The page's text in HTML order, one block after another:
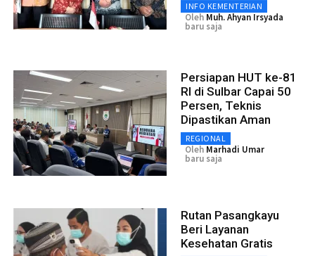
INFO KEMENTERIAN
Oleh Muh. Ahyan Irsyada
baru saja
Persiapan HUT ke-81
RI di Sulbar Capai 50
Persen, Teknis
Dipastikan Aman
REGIONAL
Oleh Marhadi Umar
baru saja
Rutan Pasangkayu
Beri Layanan
Kesehatan Gratis